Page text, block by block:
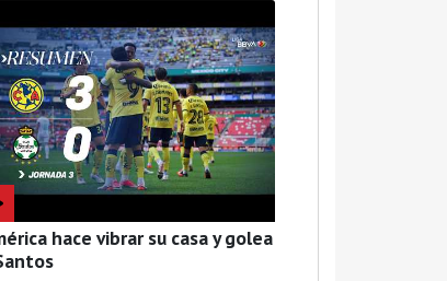
hace vibrar su casa y golea